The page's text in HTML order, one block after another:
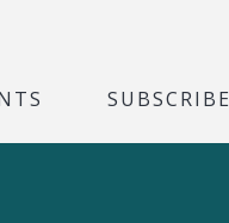
SUBSCRIBE